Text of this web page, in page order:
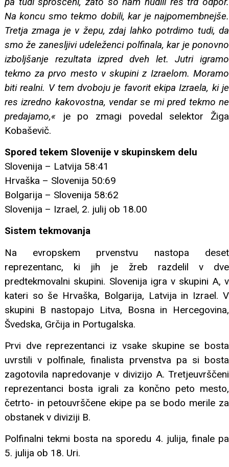
Na koncu smo tekmo dobili, kar je najpomembnejše.
Tretja zmaga je v žepu, zdaj lahko potrdimo tudi, da
smo že zanesljivi udeleženci polfinala, kar je ponovno
izboljšanje rezultata izpred dveh let. Jutri igramo
tekmo za prvo mesto v skupini z Izraelom. Moramo
biti realni. V tem dvoboju je favorit ekipa Izraela, ki je
res izredno kakovostna, vendar se mi pred tekmo ne
predajamo,«je po zmagi povedal selektor Žiga
Kobaševič.
Spored tekem Slovenije v skupinskem delu
Slovenija – Latvija 58:41
Hrvaška – Slovenija 50:69
Bolgarija – Slovenija 58:62
Slovenija – Izrael, 2. julij ob 18.00
Sistem tekmovanja
Na evropskem prvenstvu nastopa deset
reprezentanc, ki jih je žreb razdelil v dve
predtekmovalni skupini. Slovenija igra v skupini A, v
kateri so še Hrvaška, Bolgarija, Latvija in Izrael. V
skupini B nastopajo Litva, Bosna in Hercegovina,
Švedska, Grčija in Portugalska.
Prvi dve reprezentanci iz vsake skupine se bosta
uvrstili v polfinale, finalista prvenstva pa si bosta
zagotovila napredovanje v divizijo A. Tretjeuvrščeni
reprezentanci bosta igrali za končno peto mesto,
četrto- in petouvrščene ekipe pa se bodo merile za
obstanek v diviziji B.
Polfinalni tekmi bosta na sporedu 4. julija, finale pa
5. julija ob 18. Uri.